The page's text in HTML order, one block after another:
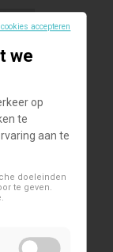
accepteren
we
op
te
aan te
doeleinden
te geven.